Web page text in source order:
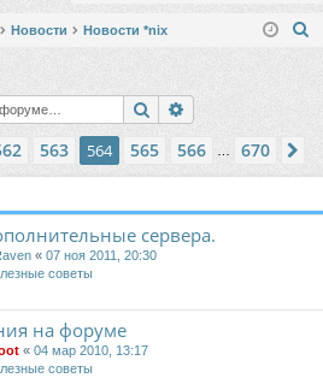
д ис
Новости Новости *nix
Поиск
из670
563 564 565 566 670
сервера.
« 07 ноя 2011, 20:30
советы
на форуме
« 04 мар 2010, 13:17
советы